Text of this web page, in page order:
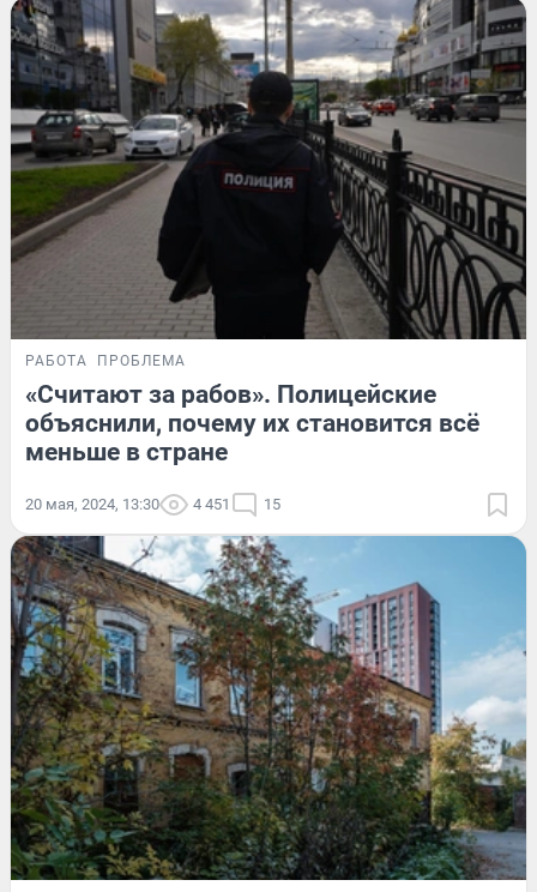
РАБОТА ПРОБЛЕМА
«Считают за рабов». Полицейские
объяснили, почему их становится всё
меньше в стране
20 мая, 2024, 13:30 4 451 15